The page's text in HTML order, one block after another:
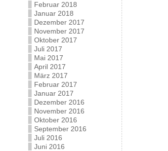
Februar 2018
Januar 2018
Dezember 2017
November 2017
Oktober 2017
Juli 2017
Mai 2017
April 2017
März 2017
Februar 2017
Januar 2017
Dezember 2016
November 2016
Oktober 2016
September 2016
Juli 2016
Juni 2016